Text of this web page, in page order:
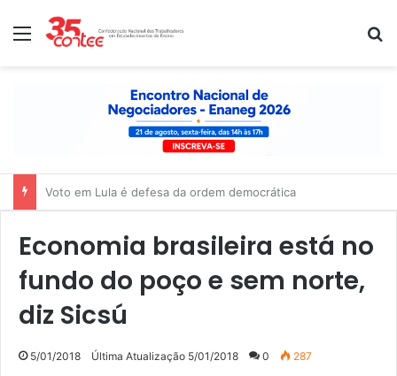
Menu
Nota de solidariedade ao povo venezuelano
Economia brasileira está no
fundo do poço e sem norte,
diz Sicsú
5/01/2018 Última Atualização 5/01/2018 0 287